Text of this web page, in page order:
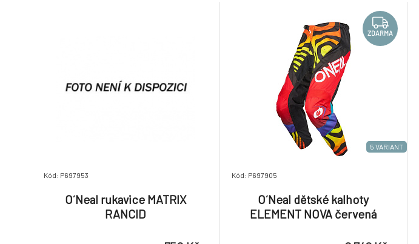
Kód: P697953
O´Neal rukavice MATRIX
RANCID
5 VARIANT
ZDARMA
Kód: P697905
O´Neal dětské kalhoty
ELEMENT NOVA červená